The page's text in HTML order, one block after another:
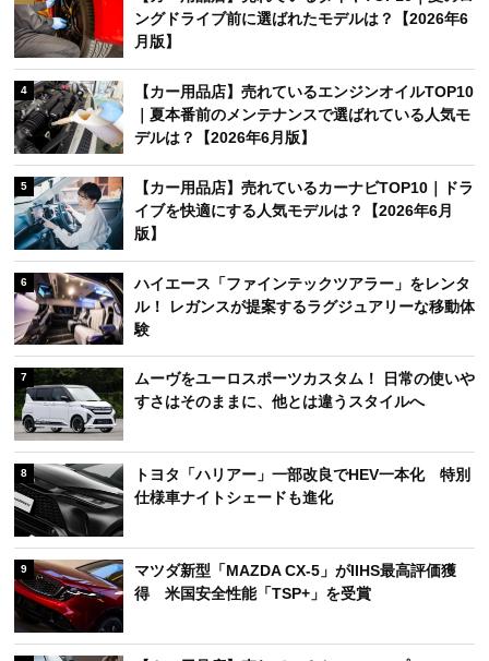
ングドライブ前に選ばれたモデルは？【2026年6
月版】
4
【カー用品店】売れているエンジンオイルTOP10
｜夏本番前のメンテナンスで選ばれている人気モ
デルは？【2026年6月版】
5
【カー用品店】売れているカーナビTOP10｜ドラ
イブを快適にする人気モデルは？【2026年6月
版】
6
ハイエース「ファインテックツアラー」をレンタ
ル！ レガンスが提案するラグジュアリーな移動体
験
7
ムーヴをユーロスポーツカスタム！ 日常の使いや
すさはそのままに、他とは違うスタイルへ
8
トヨタ「ハリアー」一部改良でHEV一本化 特別
仕様車ナイトシェードも進化
9
マツダ新型「MAZDA CX-5」がIIHS最高評価獲
得 米国安全性能「TSP+」を受賞